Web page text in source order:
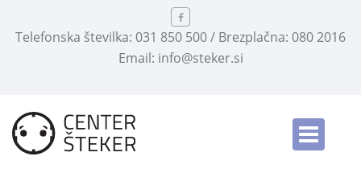
Telefonska številka: 031 850 500 / Brezplačna: 080 2016
Email: info@steker.si